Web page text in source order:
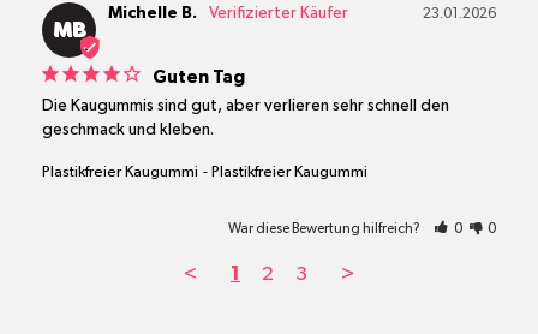
MB
23.01.2026
Michelle B.
Guten Tag
Die Kaugummis sind gut, aber verlieren sehr schnell den
geschmack und kleben.
Plastikfreier Kaugummi Plastikfreier Kaugummi
War diese Bewertung hilfreich? 0 0
< 1 2 3 >